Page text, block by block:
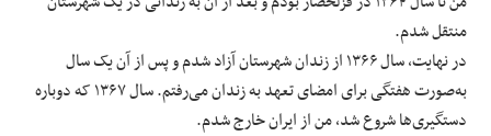
منتقل شدم.
در نهایت، سال ۱۳۶۶ از زندان شهرستان آزاد شدم و پس از آن یک سال
به‌صورت هفتگی برای امضای تعهد به زندان می‌رفتم. سال ۱۳۶۷ که دوباره
دستگیری‌ها شروع شد، من از ایران خارج شدم.